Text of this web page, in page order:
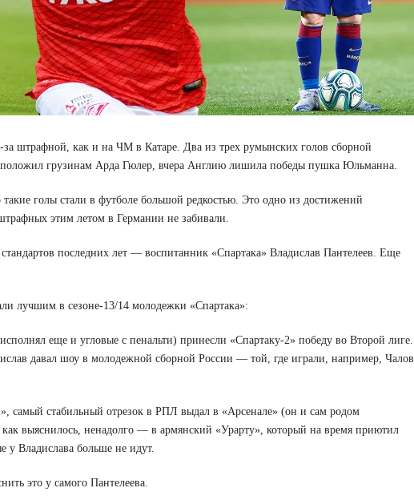
за штрафной, как и на ЧМ в Катаре. Два из трех румынских голов сборной
грузинам Арда Гюлер, вчера Англию лишила победы пушка Юльманна.
голы стали в футболе большой редкостью. Это одно из достижений
этим летом в Германии не забивали.
последних лет — воспитанник «Спартака» Владислав Пантелеев. Еще
лучшим в сезоне-13/14 молодежки «Спартака»:
еще и угловые с пенальти) принесли «Спартаку-2» победу во Второй лиге.
давал шоу в молодежной сборной России — той, где играли, например, Чалов
самый стабильный отрезок в РПЛ выдал в «Арсенале» (он и сам родом
выяснилось, ненадолго — в армянский «Урарту», который на время приютил
Владислава больше не идут.
это у самого Пантелеева.